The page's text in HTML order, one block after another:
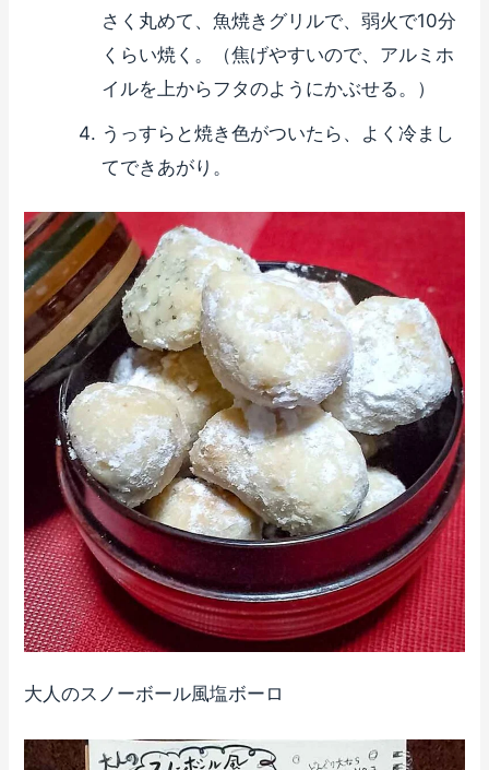
さく丸めて、魚焼きグリルで、弱火で10分
くらい焼く。（焦げやすいので、アルミホ
イルを上からフタのようにかぶせる。）
うっすらと焼き色がついたら、よく冷まし
てできあがり。
大人のスノーボール風塩ボーロ